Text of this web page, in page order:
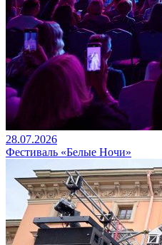
28.07.2026
Фестиваль «Белые Ночи»